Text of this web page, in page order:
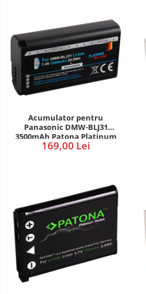
Acumulator pentru
Panasonic DMW-BLJ31
3500mAh Patona Platinum
169,00 Lei